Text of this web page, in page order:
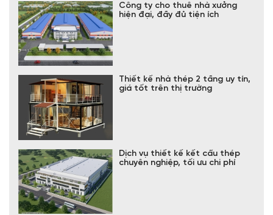
Công ty cho thuê nhà xưởng
hiện đại, đầy đủ tiện ích
Thiết kế nhà thép 2 tầng uy tín,
giá tốt trên thị trường
Dịch vụ thiết kế kết cấu thép
chuyên nghiệp, tối ưu chi phí